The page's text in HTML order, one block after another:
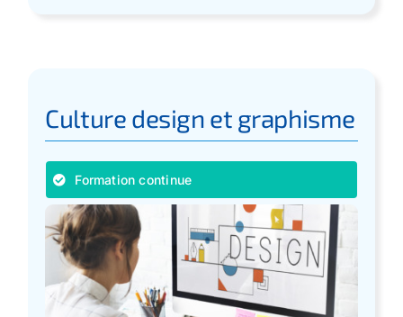
Culture design et graphisme
Formation continue